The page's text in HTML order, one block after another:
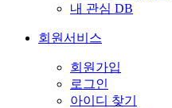
내 관심 DB
회원서비스
회원가입
로그인
아이디 찾기